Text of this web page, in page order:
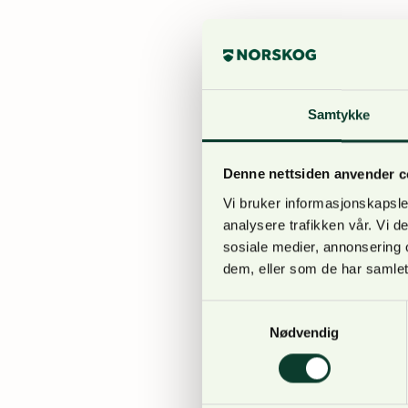
Samtykke
Denne nettsiden anvender
Vi bruker
analysere trafikken vår. Vi
sosiale medier,
dem, eller som de har
Nødvendig
vekststrategi for
sagbruk i Glåmdalen,
foredles mye av
har økt jevnt de siste
Kamerasorteringen
kapasitet og bedret
kvalitet og mulighet